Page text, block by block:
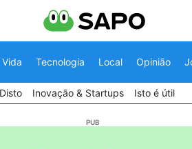
Vida Tecnologia Local Opinião
Inovação & Startups Isto é útil